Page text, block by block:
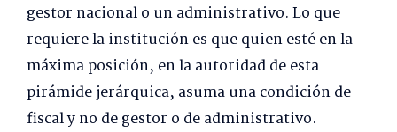
gestor nacional o un administrativo. Lo que
requiere la institución es que quien esté en la
máxima posición, en la autoridad de esta
pirámide jerárquica, asuma una condición de
fiscal y no de gestor o de administrativo.